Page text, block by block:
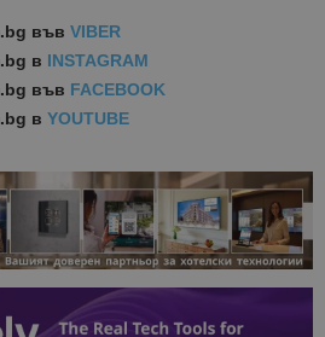
във VIBER
в INSTAGRAM
във FACEBOOK
в YOUTUBE